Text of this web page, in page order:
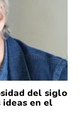
del siglo
ideas en el